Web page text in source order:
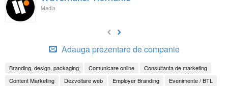
Media
Adauga prezentare de companie
Branding, design, packaging Comunicare online
Consultanta de marketing
Content Marketing
Dezvoltare web Employer Branding Evenimente / BTL